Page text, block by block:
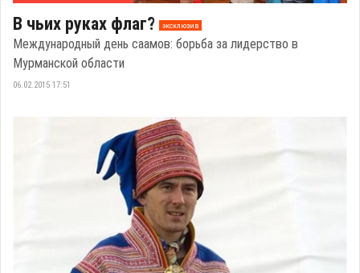
В чьих руках флаг? эксклюзив
Международный день саамов: борьба за лидерство в
Мурманской области
06.02.2015 17:51